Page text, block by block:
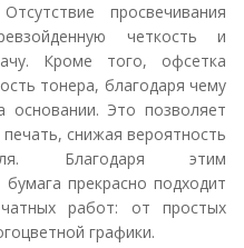
просвечивания
четкость и
Кроме того, офсетка
тонера, благодаря чему
основании. Это позволяет
снижая вероятность
Благодаря этим
прекрасно подходит
работ: от простых
графики.